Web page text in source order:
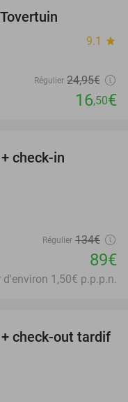
9.1 star
Régulier 24,95€
16,50€
check-in
Régulier 134€
89€
1,50€ p.p.p.n.
50%
check-out tardif